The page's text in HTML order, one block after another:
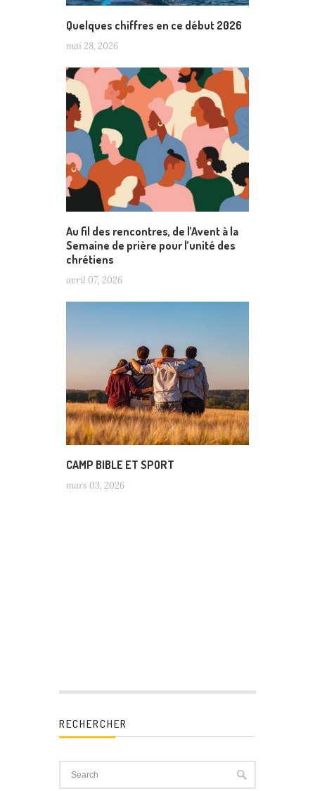
Quelques chiffres en ce début 2026
mai 28, 2026
Au fil des rencontres, de l’Avent à la
Semaine de prière pour l’unité des
chrétiens
avril 07, 2026
CAMP BIBLE ET SPORT
mars 03, 2026
RECHERCHER